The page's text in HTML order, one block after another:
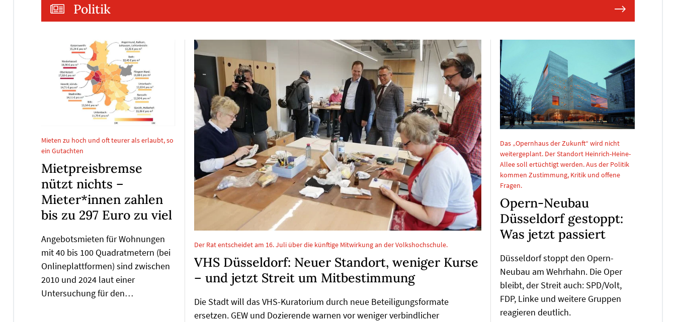
Politik
Mieten zu hoch und oft teurer als erlaubt, so
ein Gutachten
Mietpreisbremse
nützt nichts –
Mieter*innen zahlen
bis zu 297 Euro zu viel
Angebotsmieten für Wohnungen
mit 40 bis 100 Quadratmetern (bei
Onlineplattformen) sind zwischen
2010 und 2024 laut einer
Untersuchung für den…
Der Rat entscheidet am 16. Juli über die künftige Mitwirkung an der Volkshochschule.
VHS Düsseldorf: Neuer Standort, weniger Kurse
– und jetzt Streit um Mitbestimmung
Die Stadt will das VHS-Kuratorium durch neue Beteiligungsformate
ersetzen. GEW und Dozierende warnen vor weniger verbindlicher
Das „Opernhaus der Zukunft“ wird nicht
weitergeplant. Der Standort Heinrich-Heine-
Allee soll ertüchtigt werden. Aus der Politik
kommen Zustimmung, Kritik und offene
Fragen.
Opern-Neubau
Düsseldorf gestoppt:
Was jetzt passiert
Düsseldorf stoppt den Opern-
Neubau am Wehrhahn. Die Oper
bleibt, der Streit auch: SPD/Volt,
FDP, Linke und weitere Gruppen
reagieren deutlich.